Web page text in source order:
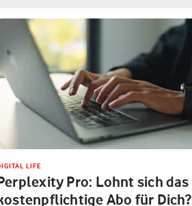
LIFE
Pro: Lohnt sich das
Abo für Dich?